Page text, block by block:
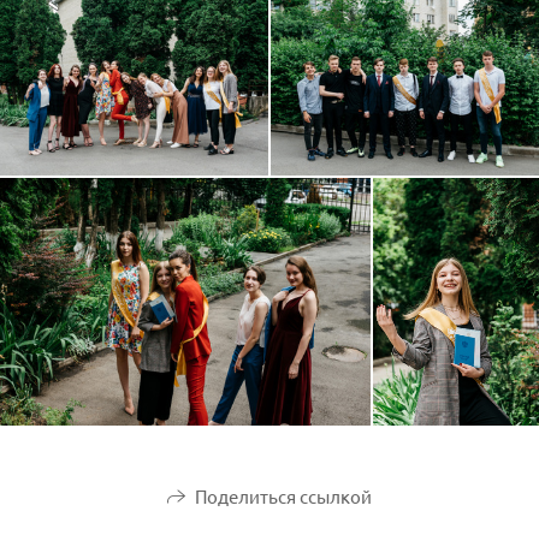
Поделиться ссылкой